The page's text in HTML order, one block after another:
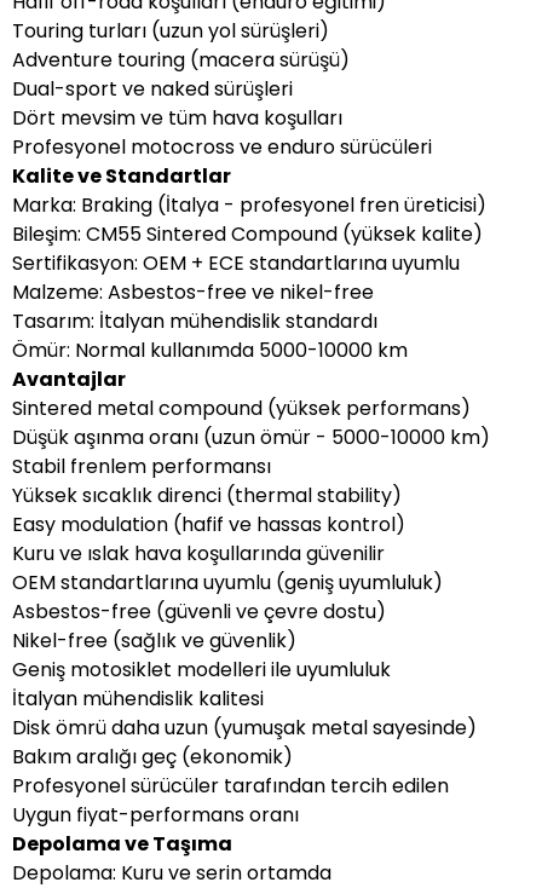
Touring turları (uzun yol sürüşleri)
Adventure touring (macera sürüşü)
Dual-sport ve naked sürüşleri
Dört mevsim ve tüm hava koşulları
Profesyonel motocross ve enduro sürücüleri
Kalite ve Standartlar
Marka: Braking (İtalya - profesyonel fren üreticisi)
Bileşim: CM55 Sintered Compound (yüksek kalite)
Sertifikasyon: OEM + ECE standartlarına uyumlu
Malzeme: Asbestos-free ve nikel-free
Tasarım: İtalyan mühendislik standardı
Ömür: Normal kullanımda 5000-10000 km
Avantajlar
Sintered metal compound (yüksek performans)
Düşük aşınma oranı (uzun ömür - 5000-10000 km)
Stabil frenlem performansı
Yüksek sıcaklık direnci (thermal stability)
Easy modulation (hafif ve hassas kontrol)
Kuru ve ıslak hava koşullarında güvenilir
OEM standartlarına uyumlu (geniş uyumluluk)
Asbestos-free (güvenli ve çevre dostu)
Nikel-free (sağlık ve güvenlik)
Geniş motosiklet modelleri ile uyumluluk
İtalyan mühendislik kalitesi
Disk ömrü daha uzun (yumuşak metal sayesinde)
Bakım aralığı geç (ekonomik)
Profesyonel sürücüler tarafından tercih edilen
Uygun fiyat-performans oranı
Depolama ve Taşıma
Depolama: Kuru ve serin ortamda